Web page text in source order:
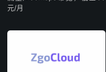
元/月